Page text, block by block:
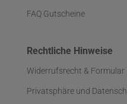
FAQ Gutscheine
Rechtliche Hinweise
Widerrufsrecht & Formular
Privatsphäre und